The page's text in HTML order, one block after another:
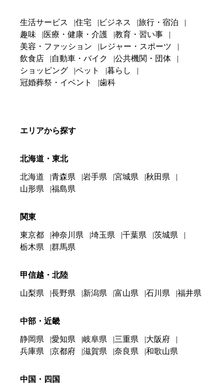
生活サービス 住宅 ビジネス
旅行・宿泊
趣味
医療・健康・介護
教育・習い事
美容・ファッション
レジャー・スポーツ
飲食店
自動車・バイク
公共機関・団体
ショッピング
ペット
暮らし
冠婚葬祭・イベント
歯科
エリアから探す
北海道・東北
北海道 青森県 岩手県 宮城県
秋田県
山形県
福島県
関東
東京都 神奈川県 埼玉県 千葉県
茨城県
栃木県
群馬県
甲信越・北陸
山梨県 長野県 新潟県 富山県 石川県 福井県
中部・近畿
静岡県 愛知県 岐阜県 三重県
大阪府
兵庫県
京都府 滋賀県 奈良県 和歌山県
中国・四国